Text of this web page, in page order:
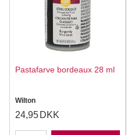
Pastafarve bordeaux 28 ml
Wilton
24,95 DKK